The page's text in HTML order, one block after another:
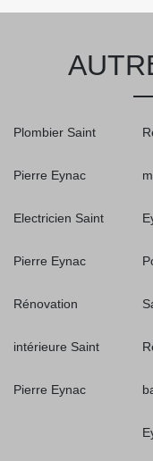
Plombier Saint
Pierre Eynac
Electricien Saint
Pierre Eynac
Rénovation
intérieure Saint
Pierre Eynac